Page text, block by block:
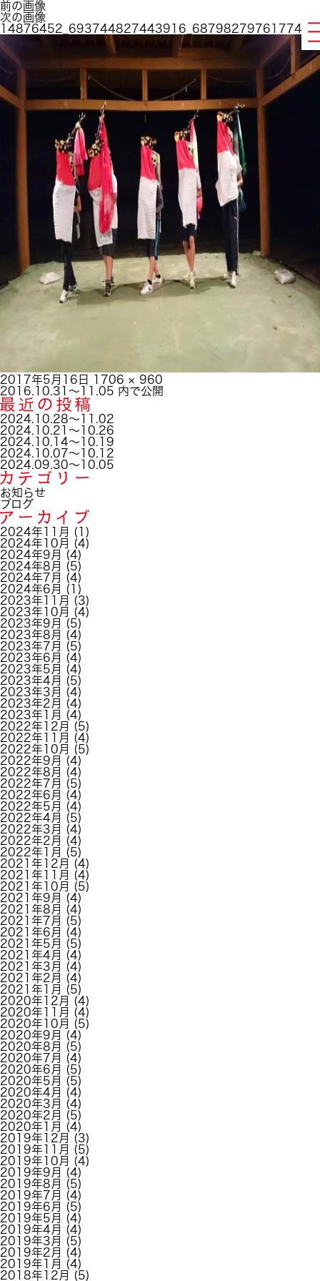
前の画像
次の画像
投
稿
日:
2017年5月16日
フ
ル
イ
ズ
1706 × 960
投
稿
ナ
ビ
ゲ
ー
シ
ョ
ン
2016.10.31～11.05 内で公開
2024.10.28～11.02
2024.10.21～10.26
2024.10.14～10.19
2024.10.07～10.12
2024.09.30～10.05
お知らせ
ブログ
2024年11月
(1)
2024年10月
(4)
2024年9月
(4)
2024年8月
(5)
2024年7月
(4)
2024年6月
(1)
2023年11月
(3)
2023年10月
(4)
2023年9月
(5)
2023年8月
(4)
2023年7月
(5)
2023年6月
(4)
2023年5月
(4)
2023年4月
(5)
2023年3月
(4)
2023年2月
(4)
2023年1月
(4)
2022年12月
(5)
2022年11月
(4)
2022年10月
(5)
2022年9月
(4)
2022年8月
(4)
2022年7月
(5)
2022年6月
(4)
2022年5月
(4)
2022年4月
(5)
2022年3月
(4)
2022年2月
(4)
2022年1月
(5)
2021年12月
(4)
2021年11月
(4)
2021年10月
(5)
2021年9月
(4)
2021年8月
(4)
2021年7月
(5)
2021年6月
(4)
2021年5月
(5)
2021年4月
(4)
2021年3月
(4)
2021年2月
(4)
2021年1月
(5)
2020年12月
(4)
2020年11月
(4)
2020年10月
(5)
2020年9月
(4)
2020年8月
(5)
2020年7月
(4)
2020年6月
(5)
2020年5月
(5)
2020年4月
(4)
2020年3月
(4)
2020年2月
(5)
2020年1月
(4)
2019年12月
(3)
2019年11月
(5)
2019年10月
(4)
2019年9月
(4)
2019年8月
(5)
2019年7月
(4)
2019年6月
(5)
2019年5月
(4)
2019年4月
(4)
2019年3月
(5)
2019年2月
(4)
2019年1月
(4)
2018年12月
(5)